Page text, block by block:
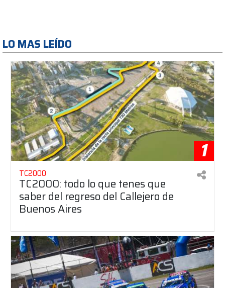
LO MAS LEÍDO
1
TC2000
TC2000: todo lo que tenes que
saber del regreso del Callejero de
Buenos Aires